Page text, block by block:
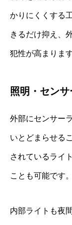
かりにくくする
きるだけ抑え、
犯性が高まります
照明・セン
外部にセンサー
いとどまらせる
されているライ
ことも可能です。
内部ライトも夜